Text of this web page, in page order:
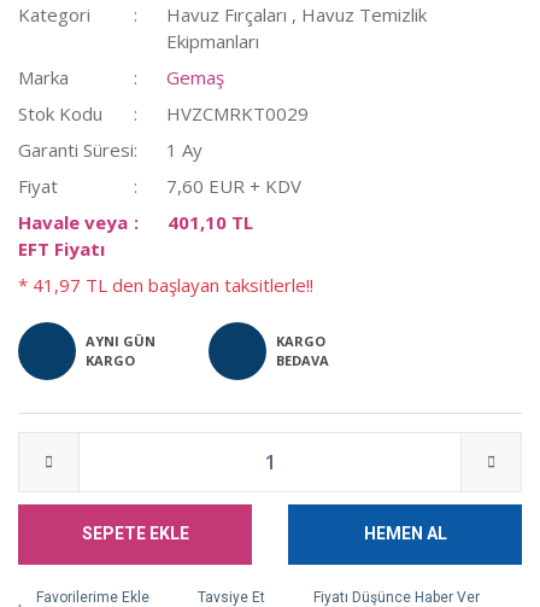
Kategori Havuz Fırçaları , Havuz Temizlik
Ekipmanları
Marka
Gemaş
Stok Kodu
HVZCMRKT0029
Garanti Süresi
1 Ay
Fiyat
7,60 EUR + KDV
Havale veya
EFT Fiyatı
401,10 TL
* 41,97 TL den başlayan taksitlerle!!
AYNI GÜN
KARGO
KARGO
BEDAVA
SEPETE EKLE HEMEN AL
Tavsiye Et
Fiyatı Düşünce Haber Ver